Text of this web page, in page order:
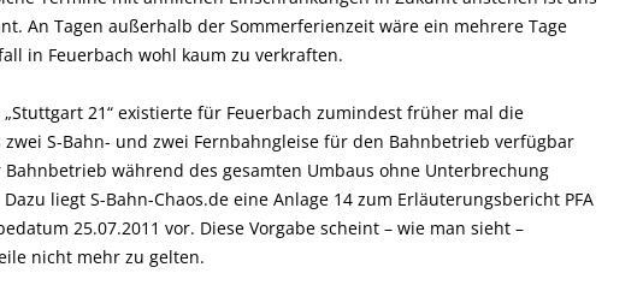
An Tagen außerhalb der Sommerferienzeit wäre ein mehrere Tage
in Feuerbach wohl kaum zu verkraften.
„Stuttgart 21“ existierte für Feuerbach zumindest früher mal die
zwei S-Bahn- und zwei Fernbahngleise für den Bahnbetrieb verfügbar
während des gesamten Umbaus ohne Unterbrechung
liegt S-Bahn-Chaos.de eine Anlage 14 zum Erläuterungsbericht PFA
25.07.2011 vor. Diese Vorgabe scheint – wie man sieht –
nicht mehr zu gelten.